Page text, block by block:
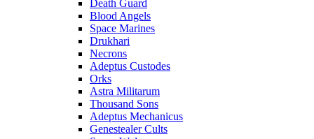
Death Guard
Blood Angels
Space Marines
Drukhari
Necrons
Adeptus Custodes
Orks
Astra Militarum
Thousand Sons
Adeptus Mechanicus
Genestealer Cults